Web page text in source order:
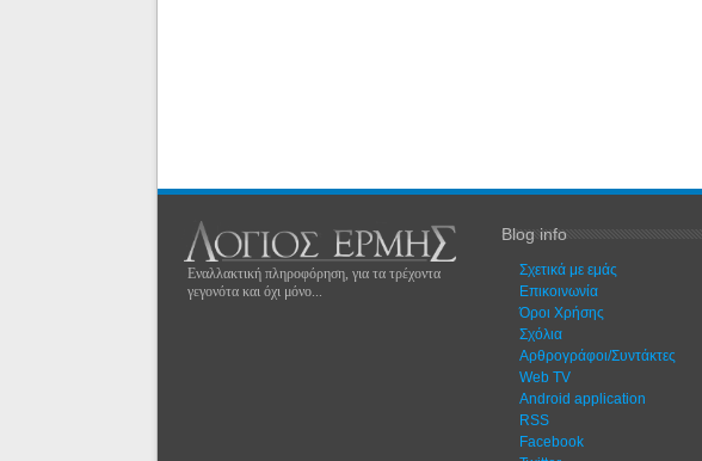
Εναλλακτική πληροφόρηση, για τα τρέχοντα
γεγονότα και όχι μόνο...
Blog info
Σχετικά με εμάς
Eπικοινωνία
Όροι Χρήσης
Σχόλια
Αρθρογράφοι/Συντάκτες
Web TV
Android application
RSS
Facebook